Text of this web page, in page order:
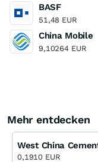
BASF
51,48 EUR
China Mobile
9,10264 EUR
Mehr entdecken
West China
0,1910 EUR